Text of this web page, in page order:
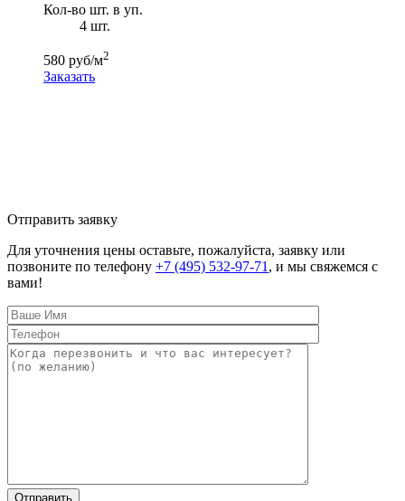
Кол-во шт. в уп.
4 шт.
580 руб/м2
Заказать
Отправить заявку
Для уточнения цены оставьте, пожалуйста, заявку или
позвоните по телефону +7 (495) 532-97-71 , и мы свяжемся с
вами!